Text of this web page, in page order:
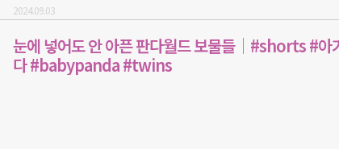
2024.09.03
눈에 넣어도 안 아픈 판다월드 보물들│#shorts #아
다 #babypanda #twins